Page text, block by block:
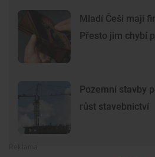
Mladí Češi mají
Přesto jim chybí
Pozemní stavby
růst stavebnictví